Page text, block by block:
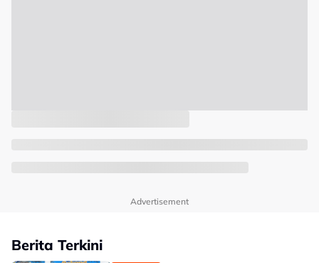
Advertisement
Berita Terkini